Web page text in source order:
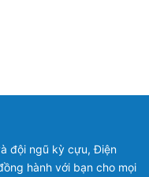
đội ngũ kỳ cựu, Điện
hành với bạn cho mọi